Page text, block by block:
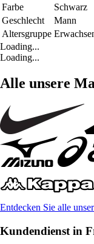
Farbe
Schwarz
Geschlecht
Mann
Altersgruppe
Loading...
Loading...
Alle unsere
Entdecken Sie alle
Kundendienst in